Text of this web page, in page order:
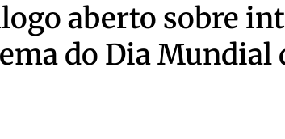
aberto sobre
do Dia Mundial